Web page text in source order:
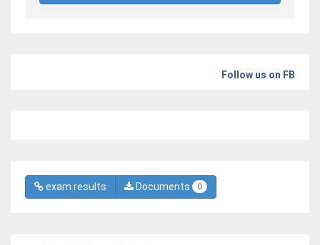
Follow us on FB
exam results Documents 0